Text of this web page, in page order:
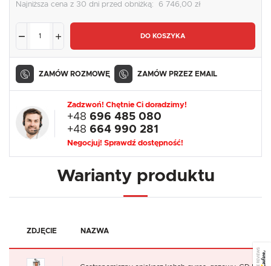
Najniższa cena z 30 dni przed obniżką: 6 746,00 zł
DO KOSZYKA
ZAMÓW ROZMOWĘ ZAMÓW PRZEZ EMAIL
Zadzwoń! Chętnie Ci doradzimy!
+48 696 485 080
+48 664 990 281
Negocjuj! Sprawdź dostępność!
Warianty produktu
ZDJĘCIE NAZWA
SEE REVIEWS